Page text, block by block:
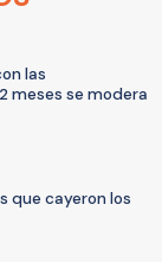
las
meses se modera
que cayeron los